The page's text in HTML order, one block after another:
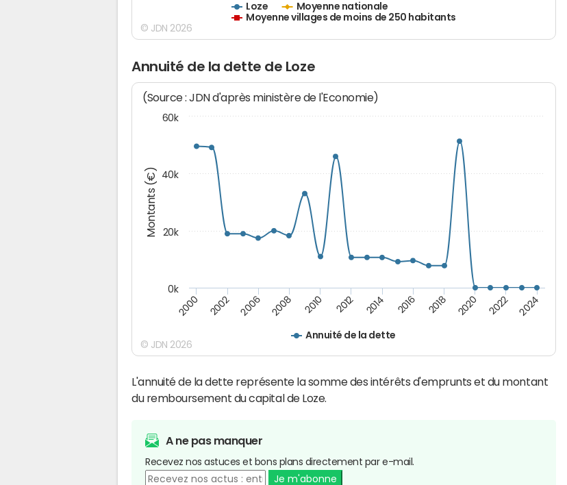
Loze
Moyenne nationale
Moyenne villages de moins de 250 habitants
© JDN 2026
Annuité de la dette de Loze
Montants (€)
(Source : JDN d'après ministère de l'Economie)
Annuité de la dette
2000 2002 2006 2008 2010 2012 2014 2016 2018 2020 2022 2024
0k
20k
40k
60k
© JDN 2026
L'annuité de la dette représente la somme des intérêts d'emprunts et du montant
du remboursement du capital de Loze.
A ne pas manquer
Recevez nos astuces et bons plans directement par e-mail.
Je m'abonne